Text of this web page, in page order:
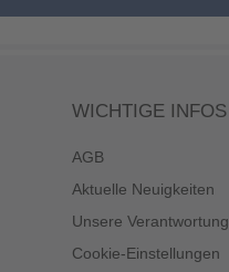
WICHTIGE INFOS
AGB
Aktuelle Neuigkeiten
Unsere Verantwortung
Cookie-Einstellungen